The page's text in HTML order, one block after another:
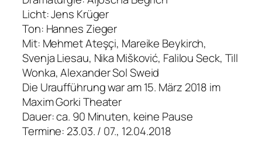
Licht: Jens Krüger
Ton: Hannes Zieger
Mit: Mehmet Ateşçi, Mareike Beykirch,
Svenja Liesau, Nika Mišković, Falilou Seck, Till
Wonka, Alexander Sol Sweid
Die Uraufführung war am 15. März 2018 im
Maxim Gorki Theater
Dauer: ca. 90 Minuten, keine Pause
Termine: 23.03. / 07., 12.04.2018